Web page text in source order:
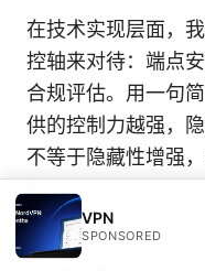
在技术实现层面，
控轴来对待：端点
合规评估。用一句
供的控制力越强，
不等于隐藏性增强
如下。
端点与密钥：采
VPN
SPONSORED